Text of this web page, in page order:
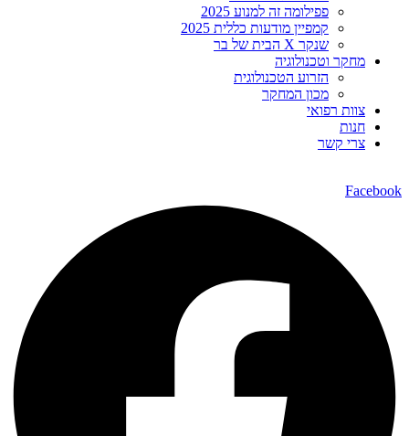
פפילומה זה למנוע 2025
קמפיין מודעות כללית 2025
שנקר X הבית של בר
מחקר וטכנולוגיה
הזרוע הטכנולוגית
מכון המחקר
צוות רפואי
חנות
צרי קשר
Facebook